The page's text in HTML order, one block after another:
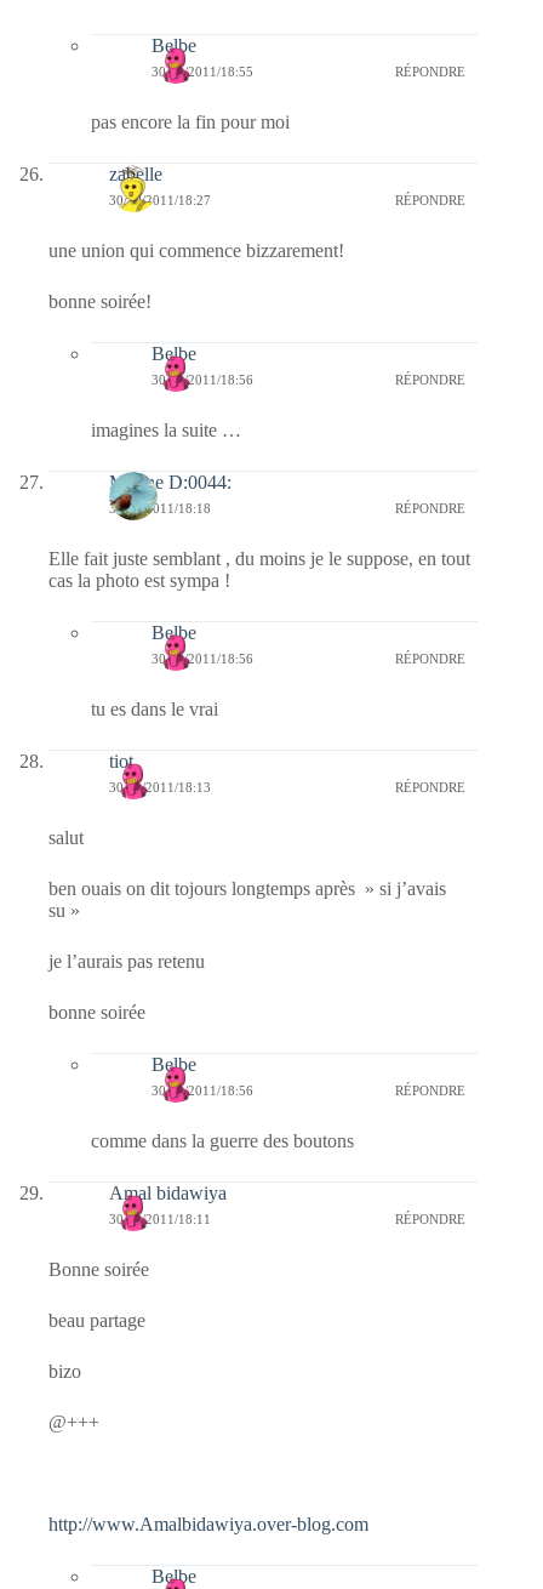
Belbe
30/10/2011/18:55 RÉPONDRE
pas encore la fin pour moi
zabelle
30/10/2011/18:27 RÉPONDRE
une union qui commence bizzarement!
bonne soirée!
Belbe
30/10/2011/18:56 RÉPONDRE
imagines la suite …
Marine D:0044:
30/10/2011/18:18 RÉPONDRE
Elle fait juste semblant , du moins je le suppose, en tout
cas la photo est sympa !
Belbe
30/10/2011/18:56 RÉPONDRE
tu es dans le vrai
tiot
30/10/2011/18:13 RÉPONDRE
salut
ben ouais on dit tojours longtemps après » si j’avais
su »
je l’aurais pas retenu
bonne soirée
Belbe
30/10/2011/18:56 RÉPONDRE
comme dans la guerre des boutons
Amal bidawiya
30/10/2011/18:11 RÉPONDRE
Bonne soirée
beau partage
bizo
@+++
http://www.Amalbidawiya.over-blog.com
Belbe